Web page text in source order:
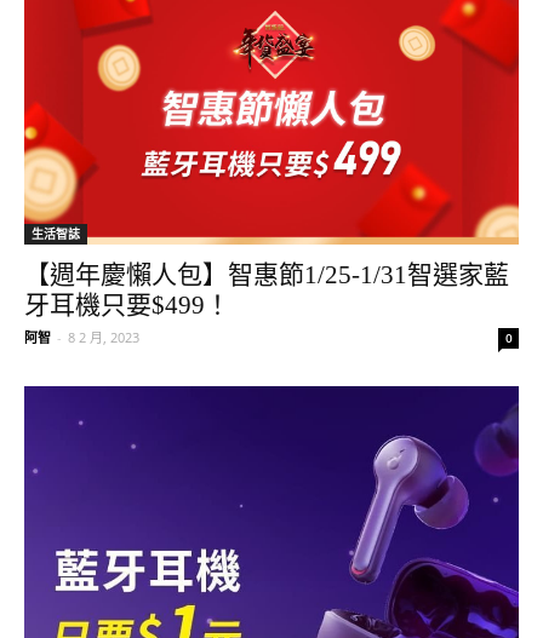
生活智誌
【週年慶懶人包】智惠節1/25-1/31智選家藍
牙耳機只要$499！
阿智 - 8 2 月, 2023 0